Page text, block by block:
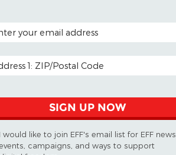
CODE (OPTIONAL)
ADDRESS
SIGN UP NOW
I would like to join EFF's email list for EFF news,
campaigns, and ways to support